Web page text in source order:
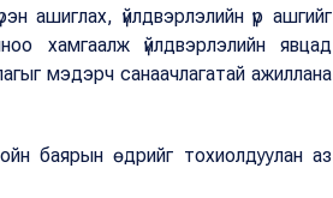
ашиглах, үйлдвэрлэлийн үр ашгийг
хамгаалж үйлдвэрлэлийн явцад
мэдэрч санаачлагатай ажиллана
баярын өдрийг тохиолдуулан аз